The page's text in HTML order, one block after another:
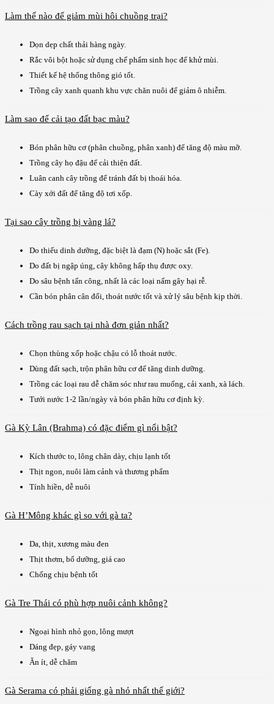
Làm thế nào để giảm mùi hôi chuồng trại?
Dọn dẹp chất thải hàng ngày.
Rắc vôi bột hoặc sử dụng chế phẩm sinh học để khử mùi.
Thiết kế hệ thống thông gió tốt.
Trồng cây xanh quanh khu vực chăn nuôi để giảm ô nhiễm.
Làm sao để cải tạo đất bạc màu?
Bón phân hữu cơ (phân chuồng, phân xanh) để tăng độ màu mỡ.
Trồng cây họ đậu để cải thiện đất.
Luân canh cây trồng để tránh đất bị thoái hóa.
Cày xới đất để tăng độ tơi xốp.
Tại sao cây trồng bị vàng lá?
Do thiếu dinh dưỡng, đặc biệt là đạm (N) hoặc sắt (Fe).
Do đất bị ngập úng, cây không hấp thụ được oxy.
Do sâu bệnh tấn công, nhất là các loại nấm gây hại rễ.
Cần bón phân cân đối, thoát nước tốt và xử lý sâu bệnh kịp thời.
Cách trồng rau sạch tại nhà đơn giản nhất?
Chọn thùng xốp hoặc chậu có lỗ thoát nước.
Dùng đất sạch, trộn phân hữu cơ để tăng dinh dưỡng.
Trồng các loại rau dễ chăm sóc như rau muống, cải xanh, xà lách.
Tưới nước 1-2 lần/ngày và bón phân hữu cơ định kỳ.
Gà Kỳ Lân (Brahma) có đặc điểm gì nổi bật?
Kích thước to, lông chân dày, chịu lạnh tốt
Thịt ngon, nuôi làm cảnh và thương phẩm
Tính hiền, dễ nuôi
Gà H’Mông khác gì so với gà ta?
Da, thịt, xương màu đen
Thịt thơm, bổ dưỡng, giá cao
Chống chịu bệnh tốt
Gà Tre Thái có phù hợp nuôi cảnh không?
Ngoại hình nhỏ gọn, lông mượt
Dáng đẹp, gáy vang
Ăn ít, dễ chăm
Gà Serama có phải giống gà nhỏ nhất thế giới?